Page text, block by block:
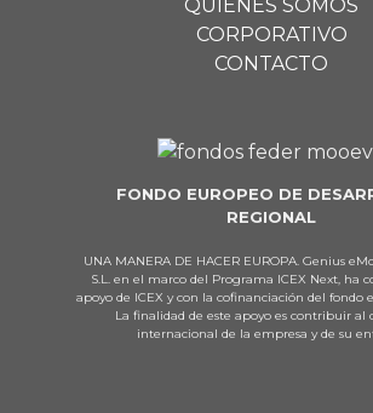
QUIENES SOMOS
CORPORATIVO
CONTACTO
FONDO EUROPEO DE
REGIONAL
UNA MANERA DE HACER EUROPA. Genius
S.L. en el marco del Programa ICEX Next, ha
apoyo de ICEX y con la cofinanciación del fondo
La finalidad de este apoyo es contribuir al
internacional de la empresa y de su